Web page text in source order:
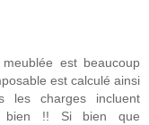
est beaucoup
est calculé ainsi
les charges incluent
bien !! Si bien que